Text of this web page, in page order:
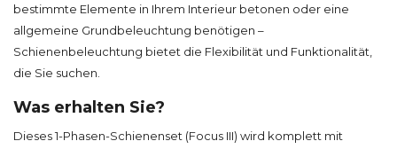
bestimmte Elemente in Ihrem Interieur betonen oder eine
allgemeine Grundbeleuchtung benötigen –
Schienenbeleuchtung bietet die Flexibilität und Funktionalität,
die Sie suchen.
Was erhalten Sie?
Dieses 1-Phasen-Schienenset (Focus III) wird komplett mit